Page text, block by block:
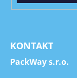
KONTAKT
PackWay s.r.o.